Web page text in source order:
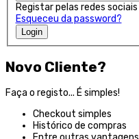
Registar pelas redes sociais
Esqueceu da password?
Login
Novo Cliente?
Faça o registo... É simples!
Checkout simples
Histórico de compras